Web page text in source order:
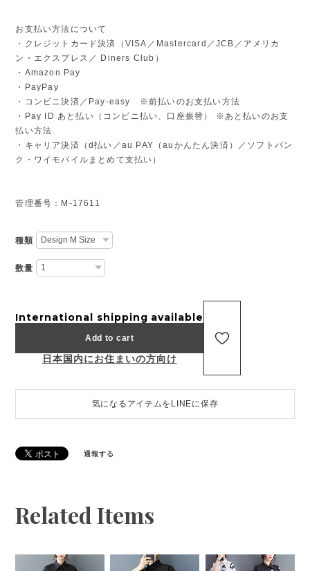
お支払い方法について
・クレジットカード決済（VISA／Mastercard／JCB／アメリカ
ン・エクスプレス／ Diners Club）
・Amazon Pay
・PayPay
・コンビニ決済／Pay-easy ※前払いのお支払い方法
・Pay ID あと払い（コンビニ払い、口座振替） ※あと払いのお支
払い方法
・キャリア決済（d払い／au PAY（auかんたん決済）／ソフトバン
ク・ワイモバイルまとめて支払い）
管理番号：M-17611
種類
数量
International shipping available
Add to cart
日本国内にお住まいの方向け
気になるアイテムをLINEに保存
通報する
Related Items